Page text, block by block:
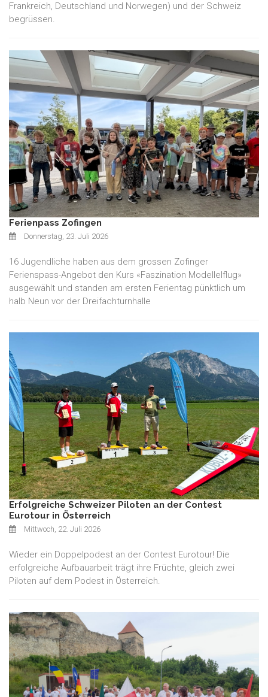
Frankreich, Deutschland und Norwegen) und der Schweiz
begrüssen.
Ferienpass Zofingen
Donnerstag, 23. Juli 2026
16 Jugendliche haben aus dem grossen Zofinger
Ferienspass-Angebot den Kurs «Faszination Modellelflug»
ausgewählt und standen am ersten Ferientag pünktlich um
halb Neun vor der Dreifachturnhalle
Erfolgreiche Schweizer Piloten an der Contest
Eurotour in Österreich
Mittwoch, 22. Juli 2026
Wieder ein Doppelpodest an der Contest Eurotour! Die
erfolgreiche Aufbauarbeit trägt ihre Früchte, gleich zwei
Piloten auf dem Podest in Österreich.